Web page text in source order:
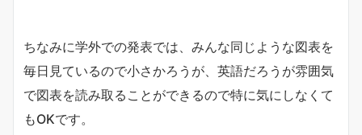
ちなみに学外での発表では、みんな同じような図表を
毎日見ているので小さかろうが、英語だろうが雰囲気
で図表を読み取ることができるので特に気にしなくて
もOKです。